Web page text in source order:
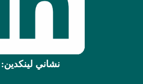
نشاني لينکدين: